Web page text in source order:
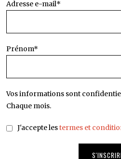
Adresse e-mail*
Prénom*
Vos informations sont
Chaque mois.
J'accepte lestermes et